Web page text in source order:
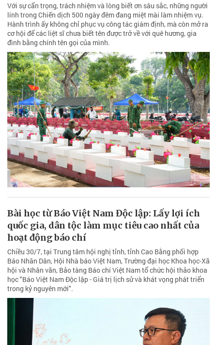
Với sự cẩn trọng, trách nhiệm và lòng biết ơn sâu sắc, những người
lính trong Chiến dịch 500 ngày đêm đang miệt mài làm nhiệm vụ.
Hành trình ấy không chỉ phục vụ công tác giám định, mà còn mở ra
cơ hội để các liệt sĩ chưa biết tên được trở về với quê hương, gia
đình bằng chính tên gọi của mình.
Bài học từ Báo Việt Nam Độc lập: Lấy lợi ích
quốc gia, dân tộc làm mục tiêu cao nhất của
hoạt động báo chí
Chiều 30/7, tại Trung tâm hội nghị tỉnh, tỉnh Cao Bằng phối hợp
Báo Nhân Dân, Hội Nhà báo Việt Nam, Trường đại học Khoa học-Xã
hội và Nhân văn, Bảo tàng Báo chí Việt Nam tổ chức hội thảo khoa
học "Báo Việt Nam Độc lập - Giá trị lịch sử và khát vọng phát triển
trong kỷ nguyên mới".